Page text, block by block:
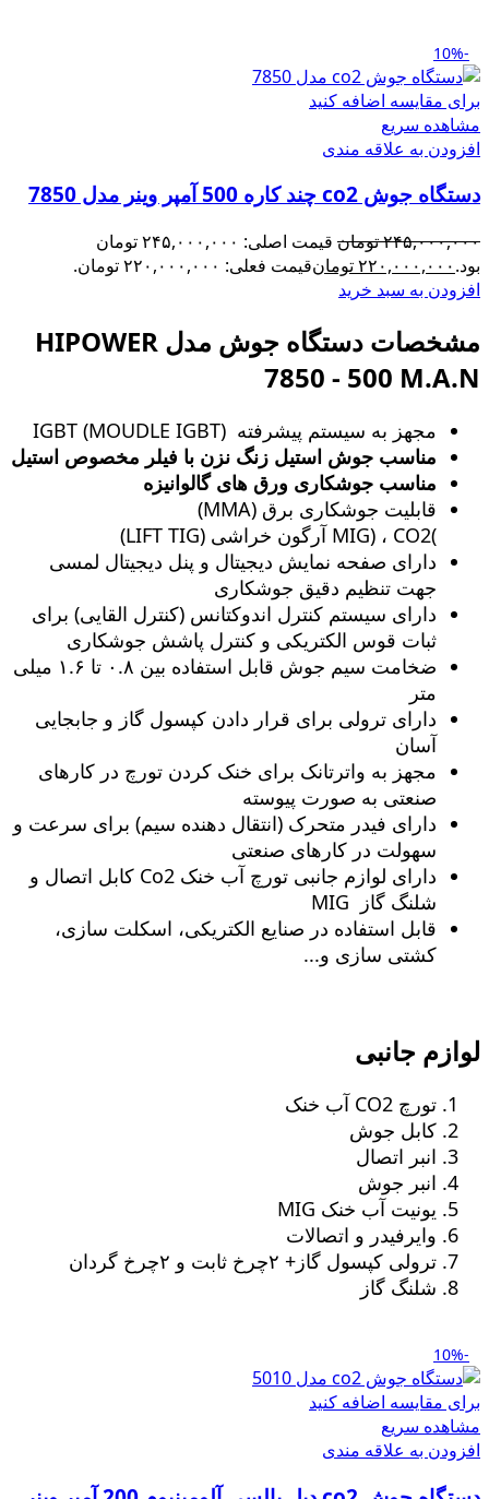
-10%
برای مقایسه اضافه کنید
مشاهده سریع
افزودن به علاقه مندی
دستگاه جوش co2 چند کاره 500 آمپر وینر مدل 7850
۲۴۵,۰۰۰,۰۰۰تومان
قیمت اصلی: ۲۴۵,۰۰۰,۰۰۰ تومان
بود.۲۲۰,۰۰۰,۰۰۰تومانقیمت فعلی: ۲۲۰,۰۰۰,۰۰۰ تومان.
افزودن به سبد خرید
مشخصات دستگاه جوش مدل HIPOWER
7850 - 500 M.A.N
مجهز به سیستم پیشرفته (MOUDLE IGBT) IGBT
مناسب جوش استیل زنگ‌ نزن با فیلر مخصوص استیل
مناسب جوشکاری ورق های گالوانیزه
قابلیت جوشکاری برق (MMA)
)MIG) ، CO2 آرگون خراشی (LIFT TIG)
دارای صفحه نمایش دیجیتال و پنل دیجیتال لمسی
جهت تنظیم دقیق جوشکاری
دارای سیستم کنترل اندوکتانس (کنترل القایی) برای
ثبات قوس الکتریکی و کنترل پاشش جوشکاری
ضخامت سیم جوش قابل استفاده بین ۰.۸ تا ۱.۶ میلی
متر
دارای ترولی برای قرار دادن کپسول گاز و جابجایی
آسان
مجهز به واترتانک برای خنک کردن تورچ در کارهای
صنعتی به صورت پیوسته
دارای فیدر متحرک (انتقال دهنده سیم) برای سرعت و
سهولت در کارهای صنعتی
دارای لوازم جانبی تورچ آب خنک Co2 کابل اتصال و
شلنگ گاز MIG
قابل استفاده در صنایع الکتریکی، اسکلت سازی،
کشتی سازی و...
لوازم جانبی
تورچ CO2 آب خنک
کابل جوش
انبر اتصال
انبر جوش
یونیت آب خنک MIG
وایرفیدر و اتصالات
ترولی کپسول گاز+ ٢چرخ ثابت و ٢چرخ گردان
شلنگ گاز
-10%
برای مقایسه اضافه کنید
مشاهده سریع
افزودن به علاقه مندی